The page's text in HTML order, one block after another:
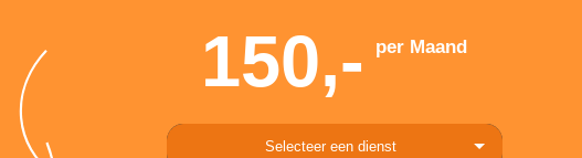
150,- per Maand
Selecteer een dienst